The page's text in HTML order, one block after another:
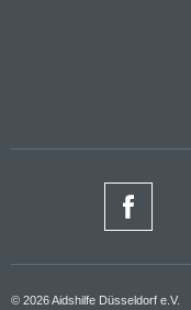
© 2026 Aidshilfe Düsseldorf e.V.